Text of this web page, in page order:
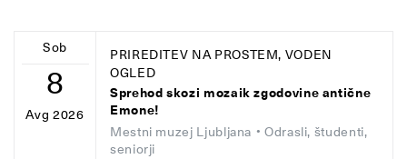
Sob
8
Avg 2026
PRIREDITEV NA PROSTEM, VODEN
OGLED
Sprehod skozi mozaik zgodovine antične
Emone!
Mestni muzej Ljubljana • Odrasli, študenti,
seniorji